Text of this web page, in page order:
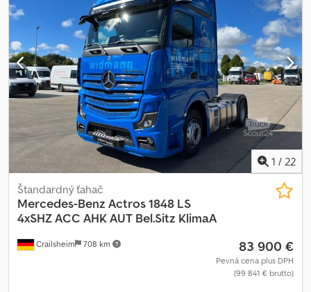
1 / 22
Crailsheim 708 km
Štandardný ťahač
Mercedes-Benz Actros 1848 LS
4xSHZ ACC AHK AUT Bel.Sitz KlimaA
83 900 €
Pevná cena plus DPH
(99 841 € brutto)